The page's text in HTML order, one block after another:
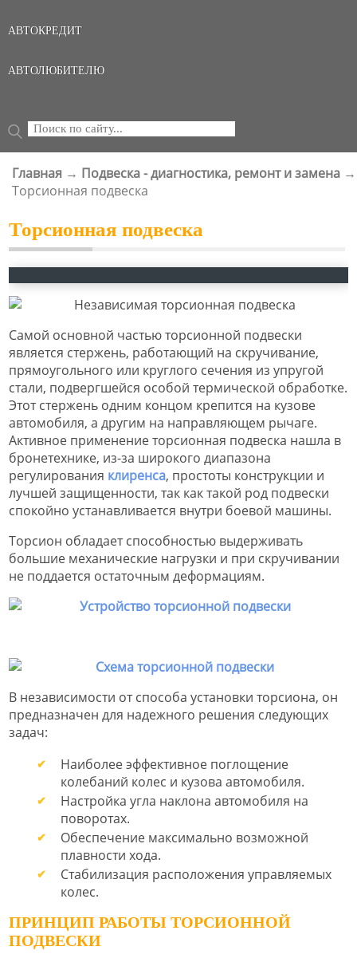
АВТОКРЕДИТ
АВТОЛЮБИТЕЛЮ
ФОРМА ПОИСКА
Поиск
ВЫ ЗДЕСЬ
Главная → Подвеска - диагностика, ремонт и замена →
Торсионная подвеска
Торсионная подвеска
Самой основной частью торсионной подвески
является стержень, работающий на скручивание,
прямоугольного или круглого сечения из упругой
стали, подвергшейся особой термической обработке.
Этот стержень одним концом крепится на кузове
автомобиля, а другим на направляющем рычаге.
Активное применение торсионная подвеска нашла в
бронетехнике, из-за широкого диапазона
регулирования клиренса, простоты конструкции и
лучшей защищенности, так как такой род подвески
спокойно устанавливается внутри боевой машины.
Торсион обладает способностью выдерживать
большие механические нагрузки и при скручивании
не поддается остаточным деформациям.
В независимости от способа установки торсиона, он
предназначен для надежного решения следующих
задач:
Наиболее эффективное поглощение
колебаний колес и кузова автомобиля.
Настройка угла наклона автомобиля на
поворотах.
Обеспечение максимально возможной
плавности хода.
Стабилизация расположения управляемых
колес.
ПРИНЦИП РАБОТЫ ТОРСИОННОЙ
ПОДВЕСКИ